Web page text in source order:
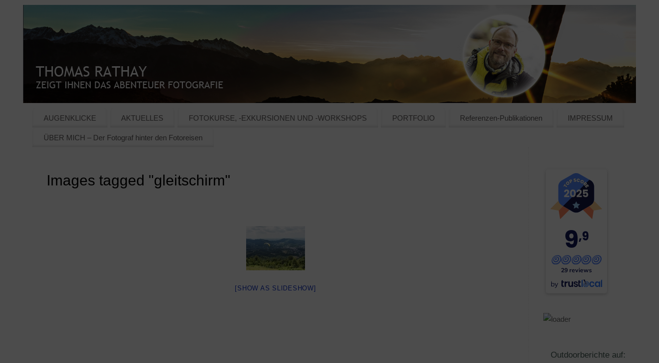
AUGENKLICKE AKTUELLES FOTOKURSE, -EXKURSIONEN UND -WORKSHOPS PORTFOLIO Referenzen-Publikationen IMPRESSUM
ÜBER MICH – Der Fotograf hinter den Fotoreisen
Images tagged "gleitschirm"
[SHOW AS SLIDESHOW]
9,9
29 reviews
by
Outdoorberichte auf: